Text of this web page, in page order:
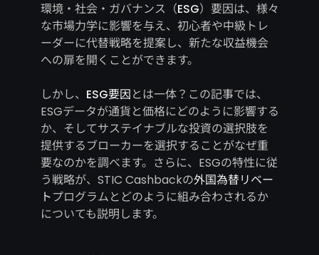
環境・社会・ガバナンス（ESG）要因は、様々
な市場力学に影響を与え、初心者や中級トレ
ーダーに代替戦略を提案し、新たな収益機会
への扉を開くことができます。
しかし、 ESG要因とは一体？この記事では、
ESGデータが通貨と価格にどのように影響する
か、そしてサステイナブルな投資の選択肢を
提供するブローカーを選択することがなぜ重
要なのかを調べます。さらに、ESGの特性に従
う戦略が、STIC Cashbackの外国為替リベー
トプログラムとどのように組み合わされるか
についても説明します。